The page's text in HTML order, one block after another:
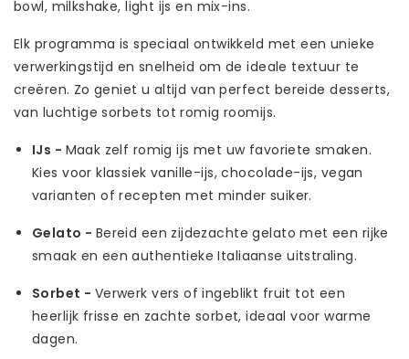
bowl, milkshake, light ijs en mix-ins.
Elk programma is speciaal ontwikkeld met een unieke
verwerkingstijd en snelheid om de ideale textuur te
creëren. Zo geniet u altijd van perfect bereide desserts,
van luchtige sorbets tot romig roomijs.
IJs - Maak zelf romig ijs met uw favoriete smaken.
Kies voor klassiek vanille-ijs, chocolade-ijs, vegan
varianten of recepten met minder suiker.
Gelato - Bereid een zijdezachte gelato met een rijke
smaak en een authentieke Italiaanse uitstraling.
Sorbet - Verwerk vers of ingeblikt fruit tot een
heerlijk frisse en zachte sorbet, ideaal voor warme
dagen.